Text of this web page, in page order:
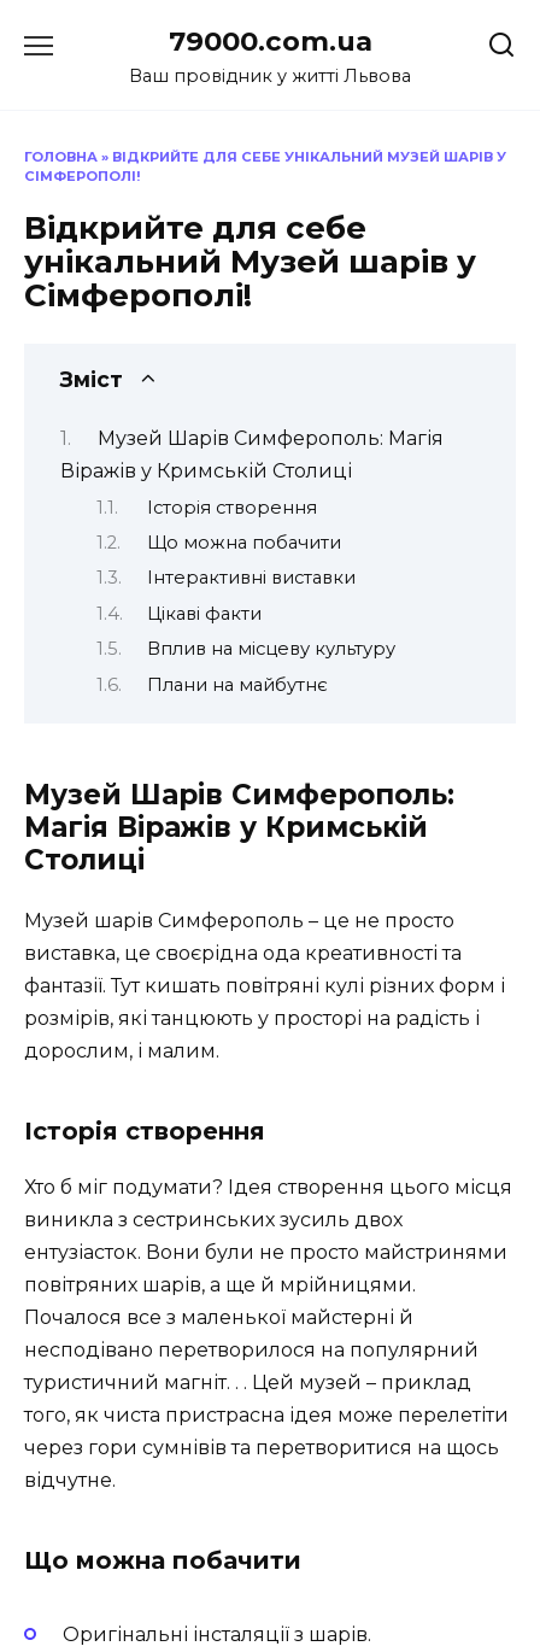
до
79000.com.ua
Ваш провідник у житті Львова
ГОЛОВНА » ВІДКРИЙТЕ ДЛЯ СЕБЕ УНІКАЛЬНИЙ МУЗЕЙ ШАРІВ У
СІМФЕРОПОЛІ!
Відкрийте для себе
унікальний Музей шарів у
Сімферополі!
Зміст
Музей Шарів Симферополь: Магія
Віражів у Кримській Столиці
Історія створення
Що можна побачити
Інтерактивні виставки
Цікаві факти
Вплив на місцеву культуру
Плани на майбутнє
Музей Шарів Симферополь:
Магія Віражів у Кримській
Столиці
Музей шарів Симферополь – це не просто
виставка, це своєрідна ода креативності та
фантазії. Тут кишать повітряні кулі різних форм і
розмірів, які танцюють у просторі на радість і
дорослим, і малим.
Історія створення
Хто б міг подумати? Ідея створення цього місця
виникла з сестринських зусиль двох
ентузіасток. Вони були не просто майстринями
повітряних шарів, а ще й мрійницями.
Почалося все з маленької майстерні й
несподівано перетворилося на популярний
туристичний магніт. . . Цей музей – приклад
того, як чиста пристрасна ідея може перелетіти
через гори сумнівів та перетворитися на щось
відчутне.
Що можна побачити
Оригінальні інсталяції з шарів.